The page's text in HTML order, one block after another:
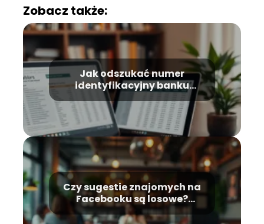
Zobacz także:
Jak odszukać numer
identyfikacyjny banku
Zalando i dlaczego ma to
znaczenie?
Czy sugestie znajomych na
Facebooku są losowe?
Wyjaśniamy!